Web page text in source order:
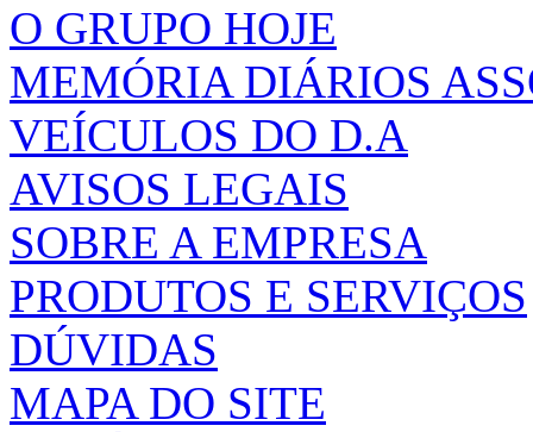
O GRUPO HOJE
MEMÓRIA DIÁRIOS
VEÍCULOS DO D.A
AVISOS LEGAIS
SOBRE A EMPRESA
PRODUTOS E SERVIÇOS
DÚVIDAS
MAPA DO SITE